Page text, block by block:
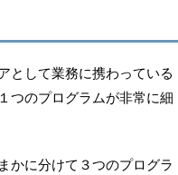
として業務に携わっている
つのプログラムが非常に細
かに分けて３つのプログラ